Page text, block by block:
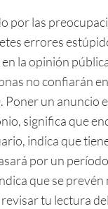
por las
errores
la opinión
no confiarán
un anuncio
significa que
indica que
por un
que se
tu lectura